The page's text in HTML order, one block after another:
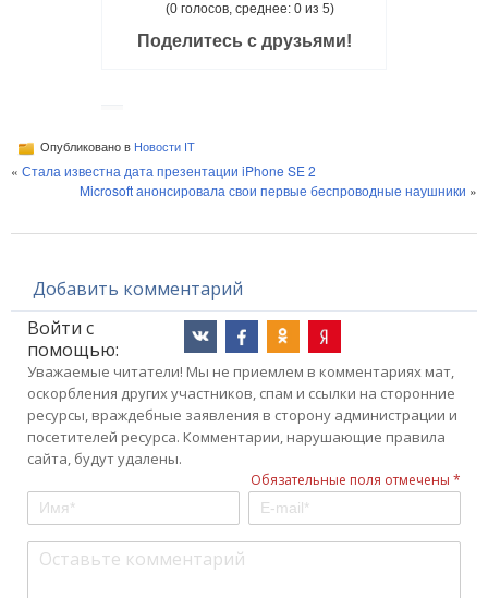
(0 голосов, среднее: 0 из 5)
Поделитесь с друзьями!
Опубликовано в Новости IT
« Стала известна дата презентации iPhone SE 2
Microsoft анонсировала свои первые беспроводные наушники »
Добавить комментарий
Войти с
помощью:
Уважаемые читатели! Мы не приемлем в комментариях мат,
оскорбления других участников, спам и ссылки на сторонние
ресурсы, враждебные заявления в сторону администрации и
посетителей ресурса. Комментарии, нарушающие правила
сайта, будут удалены.
Обязательные поля отмечены *